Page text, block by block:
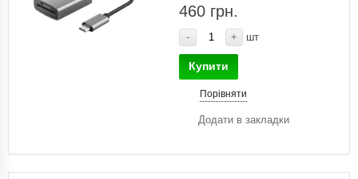
460 грн.
- + шт
Купити
Порівняти
Додати в закладки